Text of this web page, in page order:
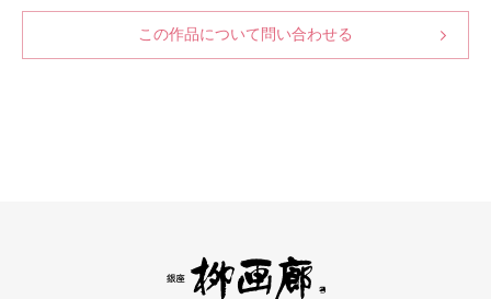
この作品について問い合わせる